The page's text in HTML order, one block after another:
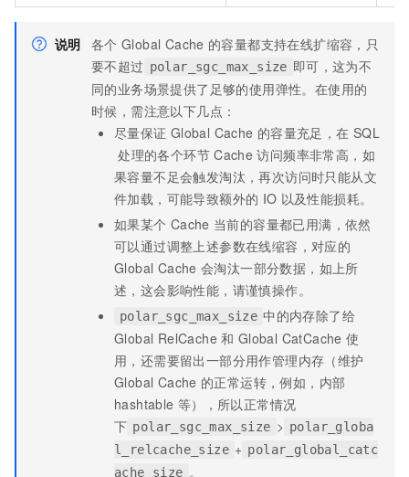
说明 各个 Global Cache 的容量都支持在线扩缩容，只
要不超过 polar_sgc_max_size 即可，这为不
同的业务场景提供了足够的使用弹性。在使用的
时候，需注意以下几点：
尽量保证 Global Cache 的容量充足，在 SQL
处理的各个环节 Cache 访问频率非常高，如
果容量不足会触发淘汰，再次访问时只能从文
件加载，可能导致额外的 IO 以及性能损耗。
如果某个 Cache 当前的容量都已用满，依然
可以通过调整上述参数在线缩容，对应的
Global Cache 会淘汰一部分数据，如上所
述，这会影响性能，请谨慎操作。
polar_sgc_max_size 中的内存除了给
Global RelCache 和 Global CatCache 使
用，还需要留出一部分用作管理内存（维护
Global Cache 的正常运转，例如，内部
hashtable 等），所以正常情况
下 polar_sgc_max_size > polar_globa
l_relcache_size + polar_global_catc
ache_size 。